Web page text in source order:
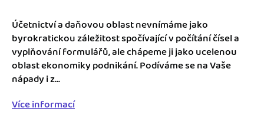
Propojení na další systémy
Spřátelené účetní
Katalog doplňků
Jak začít podnikat
Jak se vyznat ve fakturaci
Šablona pro plátce DPH
Šablona pro neplátce DPH
Registrovat ZDARMA
Účetnictví a daňovou oblast nevnímáme jako
byrokratickou záležitost spočívající v počítání čísel a
vyplňování formulářů, ale chápeme ji jako ucelenou
oblast ekonomiky podnikání. Podíváme se na Vaše
nápady i z...
Více informací